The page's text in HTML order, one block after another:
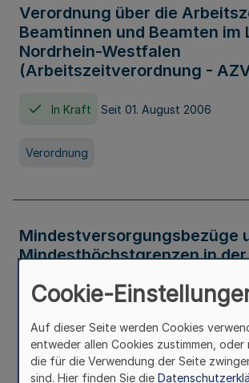
Verordnung über die
Beamtinnen und Beamten im
Nordrhein-Westfalen
(Arbeitszeitverordnung -
In Kraft Seit 01. August 2006
Verordnung
Mindestversorgungsbezüge
Mindesthöchstgrenzen in der
Verwaltungsvorschrift
Cookie-
Auf dieser Seite werden Cookies
entweder allen Cookies zustimmen, oder
die für die Verwendung der Seite
sind. Hier finden Sie die